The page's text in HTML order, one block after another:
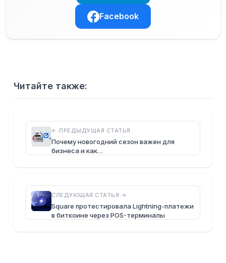
Facebook
Читайте также:
← ПРЕДЫДУЩАЯ СТАТЬЯ
Почему новогодний сезон важен для
бизнеса и как…
СЛЕДУЮЩАЯ СТАТЬЯ →
Square протестировала Lightning-платежи
в биткоине через POS-терминалы